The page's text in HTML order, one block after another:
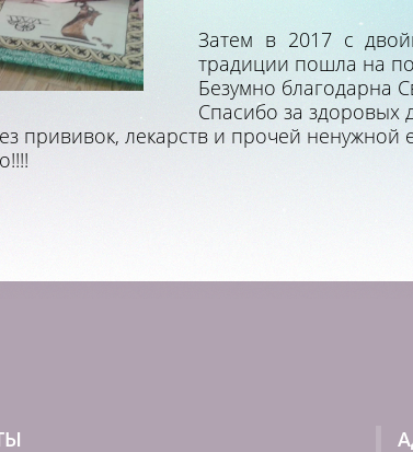
Затем в 2017 с
традиции пошла на
Безумно благодарна
Спасибо за здоровых
прививок, лекарств и прочей ненужной